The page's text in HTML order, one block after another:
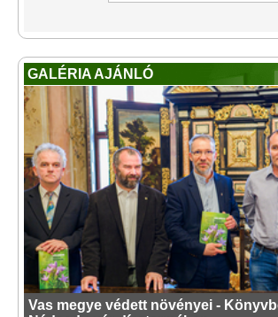
GALÉRIA AJÁNLÓ
Vas megye védett növényei -